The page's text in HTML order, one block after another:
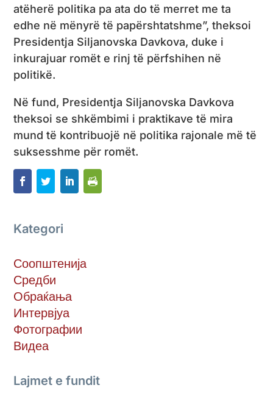
atëherë politika pa ata do të merret me ta
edhe në mënyrë të papërshtatshme”, theksoi
Presidentja Siljanovska Davkova, duke i
inkurajuar romët e rinj të përfshihen në
politikë.
Në fund, Presidentja Siljanovska Davkova
theksoi se shkëmbimi i praktikave të mira
mund të kontribuojë në politika rajonale më të
suksesshme për romët.
Kategori
Соопштенија
Средби
Обраќања
Интервјуа
Фотографии
Видеа
Lajmet e fundit